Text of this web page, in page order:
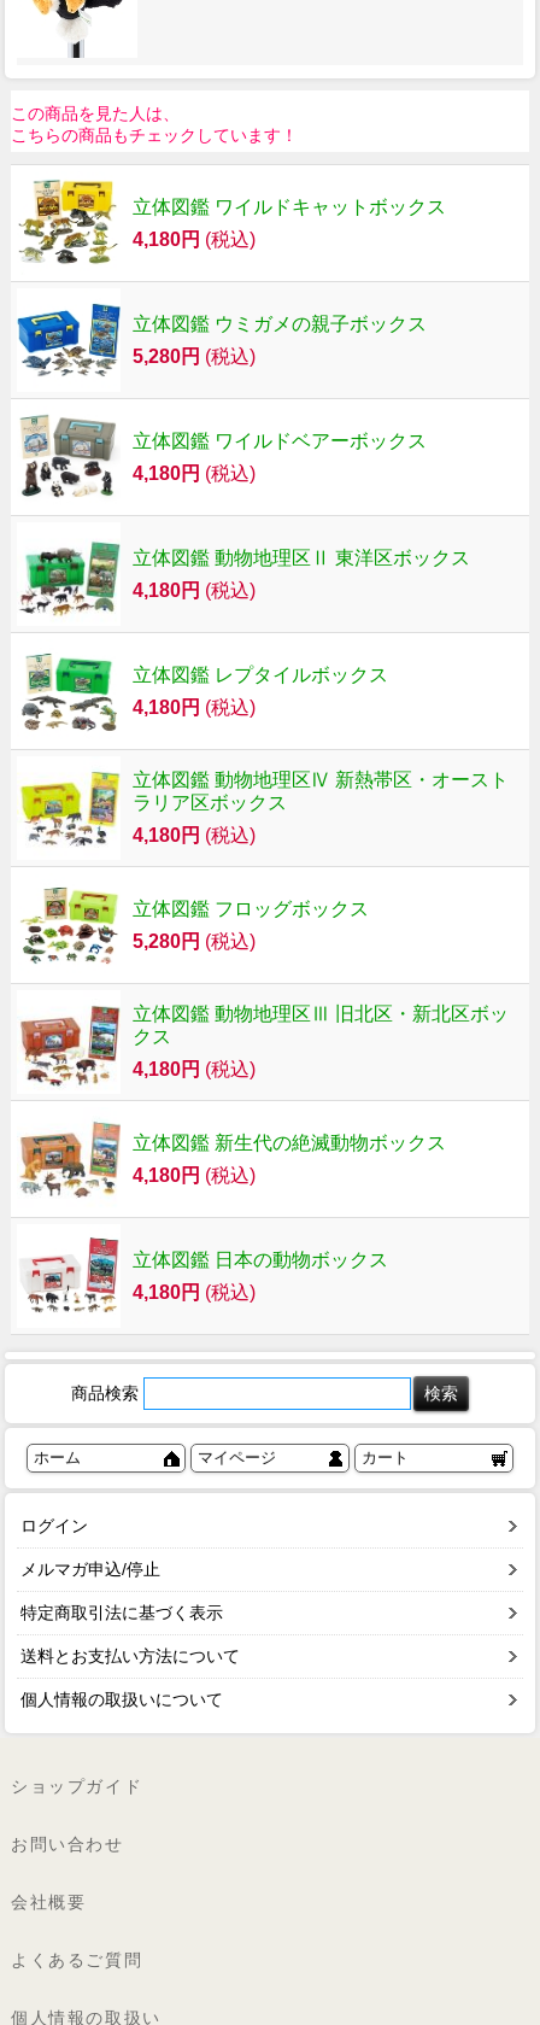
この商品を見た人は、
こちらの商品もチェックしています！
立体図鑑 ワイルドキャットボックス
4,180円 (税込)
立体図鑑 ウミガメの親子ボックス
5,280円 (税込)
立体図鑑 ワイルドベアーボックス
4,180円 (税込)
立体図鑑 動物地理区Ⅱ 東洋区ボックス
4,180円 (税込)
立体図鑑 レプタイルボックス
4,180円 (税込)
立体図鑑 動物地理区Ⅳ 新熱帯区・オースト
ラリア区ボックス
4,180円 (税込)
立体図鑑 フロッグボックス
5,280円 (税込)
立体図鑑 動物地理区Ⅲ 旧北区・新北区ボッ
クス
4,180円 (税込)
立体図鑑 新生代の絶滅動物ボックス
4,180円 (税込)
立体図鑑 日本の動物ボックス
4,180円 (税込)
商品検索
ホーム マイページ カート
ログイン
メルマガ申込/停止
特定商取引法に基づく表示
送料とお支払い方法について
個人情報の取扱いについて
ショップガイド
お問い合わせ
会社概要
よくあるご質問
個人情報の取扱い